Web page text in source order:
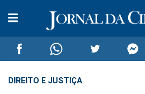
CompartilharCompartilharCompartilhar
DIREITO E JUSTIÇA